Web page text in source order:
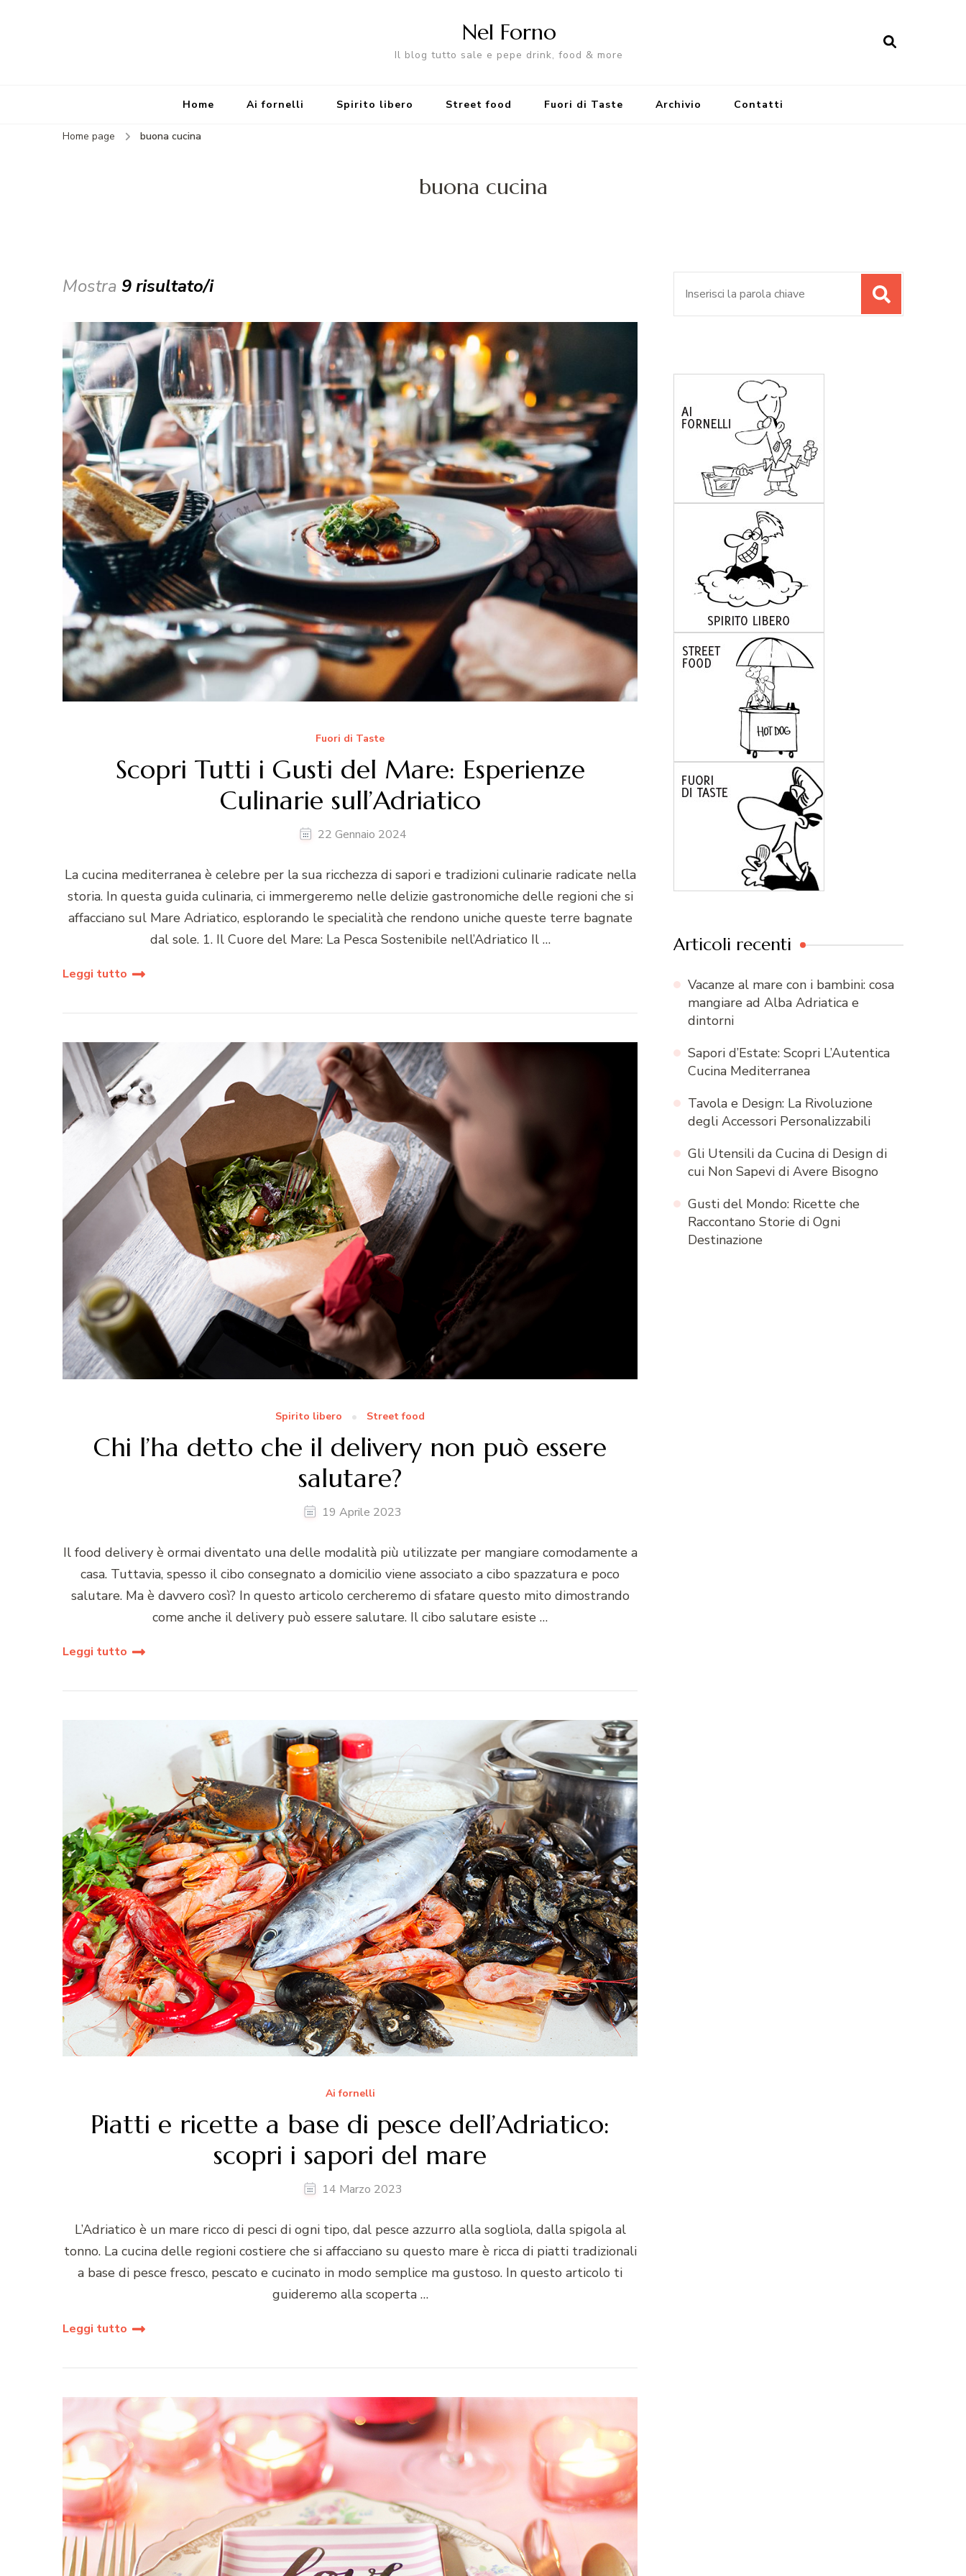
Nel Forno
Il blog tutto sale e pepe drink, food & more
Home Ai fornelli Spirito libero Street food Fuori di Taste Archivio Contatti
Home page buona cucina
buona cucina
Mostra 9 risultato/i
Fuori di Taste
Scopri Tutti i Gusti del Mare: Esperienze
Culinarie sull’Adriatico
22 Gennaio 2024
La cucina mediterranea è celebre per la sua ricchezza di sapori e tradizioni culinarie radicate nella
storia. In questa guida culinaria, ci immergeremo nelle delizie gastronomiche delle regioni che si
affacciano sul Mare Adriatico, esplorando le specialità che rendono uniche queste terre bagnate
dal sole. 1. Il Cuore del Mare: La Pesca Sostenibile nell’Adriatico Il …
Leggi tutto
Spirito libero Street food
Chi l’ha detto che il delivery non può essere
salutare?
19 Aprile 2023
Il food delivery è ormai diventato una delle modalità più utilizzate per mangiare comodamente a
casa. Tuttavia, spesso il cibo consegnato a domicilio viene associato a cibo spazzatura e poco
salutare. Ma è davvero così? In questo articolo cercheremo di sfatare questo mito dimostrando
come anche il delivery può essere salutare. Il cibo salutare esiste …
Leggi tutto
Ai fornelli
Piatti e ricette a base di pesce dell’Adriatico:
scopri i sapori del mare
14 Marzo 2023
L’Adriatico è un mare ricco di pesci di ogni tipo, dal pesce azzurro alla sogliola, dalla spigola al
tonno. La cucina delle regioni costiere che si affacciano su questo mare è ricca di piatti tradizionali
a base di pesce fresco, pescato e cucinato in modo semplice ma gustoso. In questo articolo ti
guideremo alla scoperta …
Leggi tutto
Articoli recenti
Vacanze al mare con i bambini: cosa
mangiare ad Alba Adriatica e
dintorni
Sapori d’Estate: Scopri L’Autentica
Cucina Mediterranea
Tavola e Design: La Rivoluzione
degli Accessori Personalizzabili
Gli Utensili da Cucina di Design di
cui Non Sapevi di Avere Bisogno
Gusti del Mondo: Ricette che
Raccontano Storie di Ogni
Destinazione